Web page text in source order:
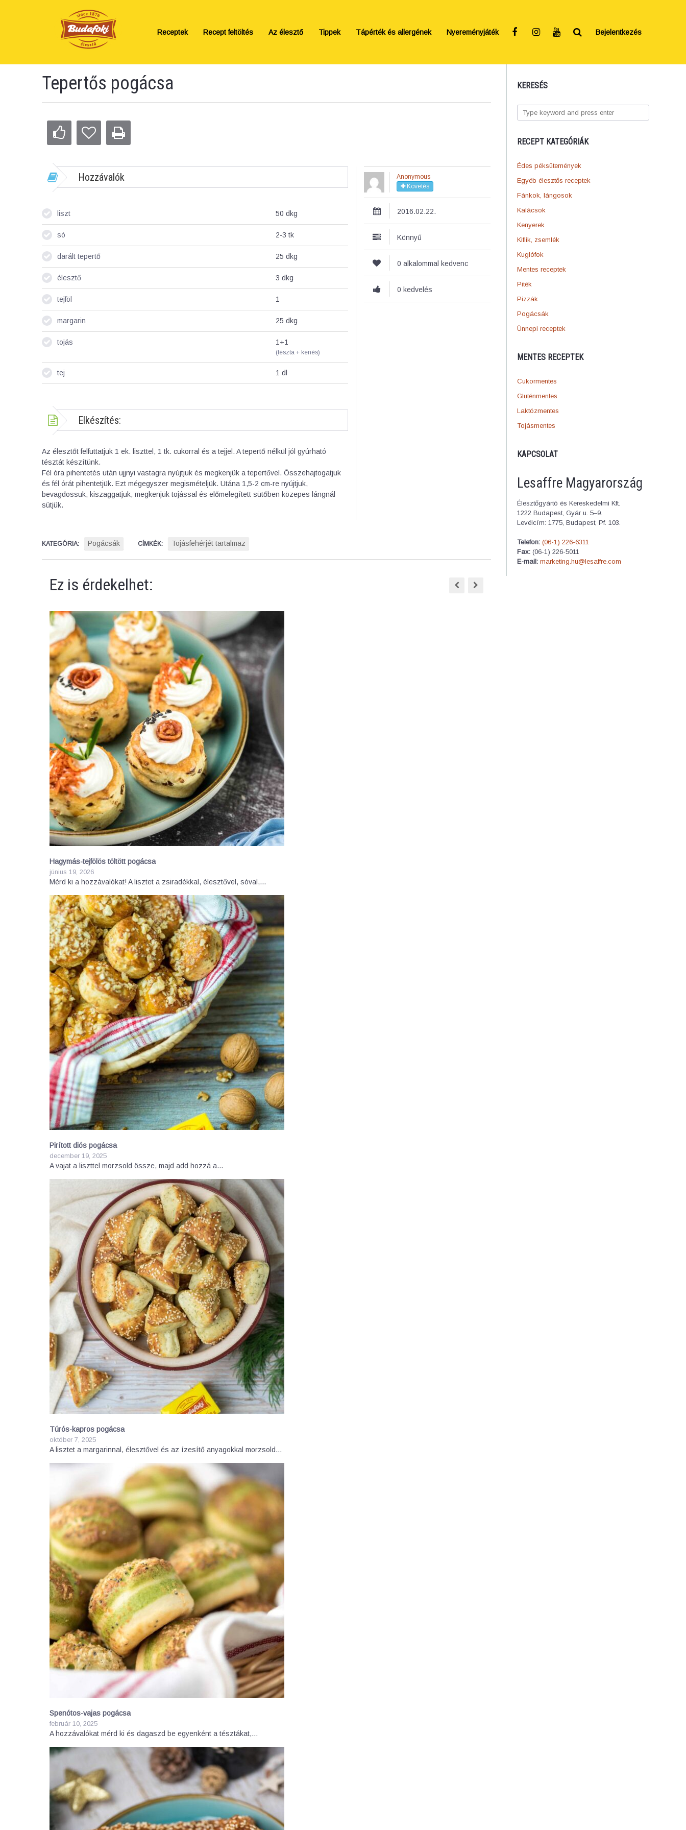
Receptek Recept feltöltés Az élesztő Tippek Tápérték és allergének Nyereményjáték Bejelentkezés
KERESÉS
RECEPT KATEGÓRIÁK
Édes péksütemények
Egyéb élesztős receptek
Fánkok, lángosok
Kalácsok
Kenyerek
Kiflik, zsemlék
Kuglófok
Mentes receptek
Piték
Pizzák
Pogácsák
Ünnepi receptek
MENTES RECEPTEK
Cukormentes
Gluténmentes
Laktózmentes
Tojásmentes
KAPCSOLAT
Lesaffre Magyarország
Élesztőgyártó és Kereskedelmi Kft.
1222 Budapest, Gyár u. 5–9.
Levélcím: 1775, Budapest, Pf. 103.
Telefon: (06-1) 226-6311
Fax: (06-1) 226-5011
E-mail: marketing.hu@lesaffre.com
Tepertős pogácsa
Hozzávalók
liszt 50 dkg
só 2-3 tk
darált tepertő 25 dkg
élesztő 3 dkg
tejföl 1
margarin 25 dkg
tojás 1+1
(tészta + kenés)
tej 1 dl
Elkészítés:
Az élesztőt felfuttatjuk 1 ek. liszttel, 1 tk. cukorral és a tejjel. A tepertő nélkül jól gyúrható
tésztát készítünk.
Fél óra pihentetés után ujjnyi vastagra nyújtjuk és megkenjük a tepertővel. Összehajtogatjuk
és fél órát pihentetjük. Ezt mégegyszer megismételjük. Utána 1,5-2 cm-re nyújtjuk,
bevagdossuk, kiszaggatjuk, megkenjük tojással és előmelegített sütőben közepes lángnál
sütjük.
Anonymous
Követés
2016.02.22.
Könnyű
0 alkalommal kedvenc
0 kedvelés
KATEGÓRIA: Pogácsák CÍMKÉK: Tojásfehérjét tartalmaz
Ez is érdekelhet:
Hagymás-tejfölös töltött pogácsa
június 19, 2026
Mérd ki a hozzávalókat! A lisztet a zsiradékkal, élesztővel, sóval,…
Pirított diós pogácsa
december 19, 2025
A vajat a liszttel morzsold össze, majd add hozzá a…
Túrós-kapros pogácsa
október 7, 2025
A lisztet a margarinnal, élesztővel és az ízesítő anyagokkal morzsold…
Spenótos-vajas pogácsa
február 10, 2025
A hozzávalókat mérd ki és dagaszd be egyenként a tésztákat,…